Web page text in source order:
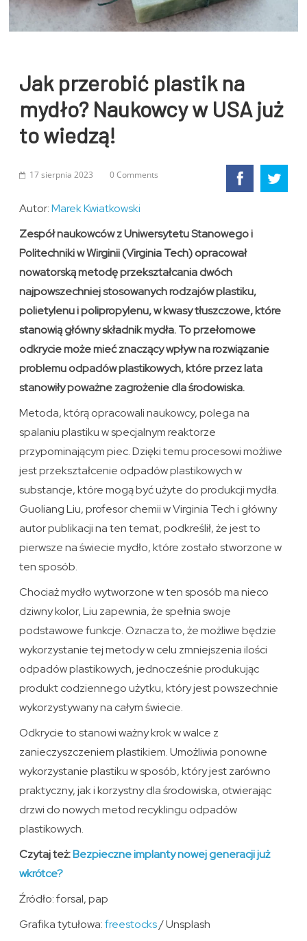
Jak przerobić plastik na
mydło? Naukowcy w USA już
to wiedzą!
17 sierpnia 2023 0 Comments
Autor:Marek Kwiatkowski
Zespół naukowców z Uniwersytetu Stanowego i
Politechniki w Wirginii (Virginia Tech) opracował
nowatorską metodę przekształcania dwóch
najpowszechniej stosowanych rodzajów plastiku,
polietylenu i polipropylenu, w kwasy tłuszczowe, które
stanowią główny składnik mydła. To przełomowe
odkrycie może mieć znaczący wpływ na rozwiązanie
problemu odpadów plastikowych, które przez lata
stanowiły poważne zagrożenie dla środowiska.
Metoda, którą opracowali naukowcy, polega na
spalaniu plastiku w specjalnym reaktorze
przypominającym piec. Dzięki temu procesowi możliwe
jest przekształcenie odpadów plastikowych w
substancje, które mogą być użyte do produkcji mydła.
Guoliang Liu, profesor chemii w Virginia Tech i główny
autor publikacji na ten temat, podkreślił, że jest to
pierwsze na świecie mydło, które zostało stworzone w
ten sposób.
Chociaż mydło wytworzone w ten sposób ma nieco
dziwny kolor, Liu zapewnia, że spełnia swoje
podstawowe funkcje. Oznacza to, że możliwe będzie
wykorzystanie tej metody w celu zmniejszenia ilości
odpadów plastikowych, jednocześnie produkując
produkt codziennego użytku, który jest powszechnie
wykorzystywany na całym świecie.
Odkrycie to stanowi ważny krok w walce z
zanieczyszczeniem plastikiem. Umożliwia ponowne
wykorzystanie plastiku w sposób, który jest zarówno
praktyczny, jak i korzystny dla środowiska, otwierając
drzwi do nowych metod recyklingu odpadów
plastikowych.
Czytaj też:Bezpieczne implanty nowej generacji już
wkrótce?
Źródło: forsal, pap
Grafika tytułowa:freestocks/ Unsplash